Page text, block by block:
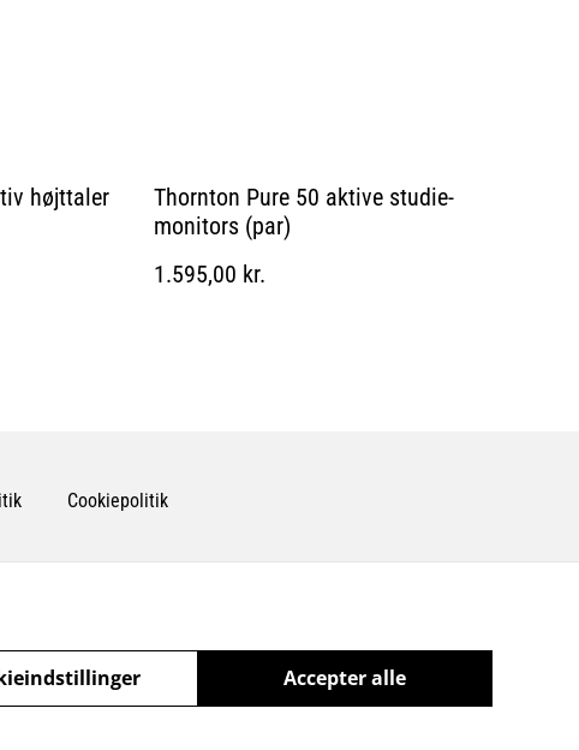
højttaler
Thornton Pure 50 aktive studie-
monitors (par)
1.595,00 kr.
Cookiepolitik
Accepter alle